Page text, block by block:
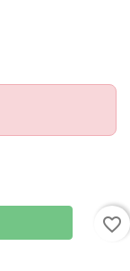
favorite_border